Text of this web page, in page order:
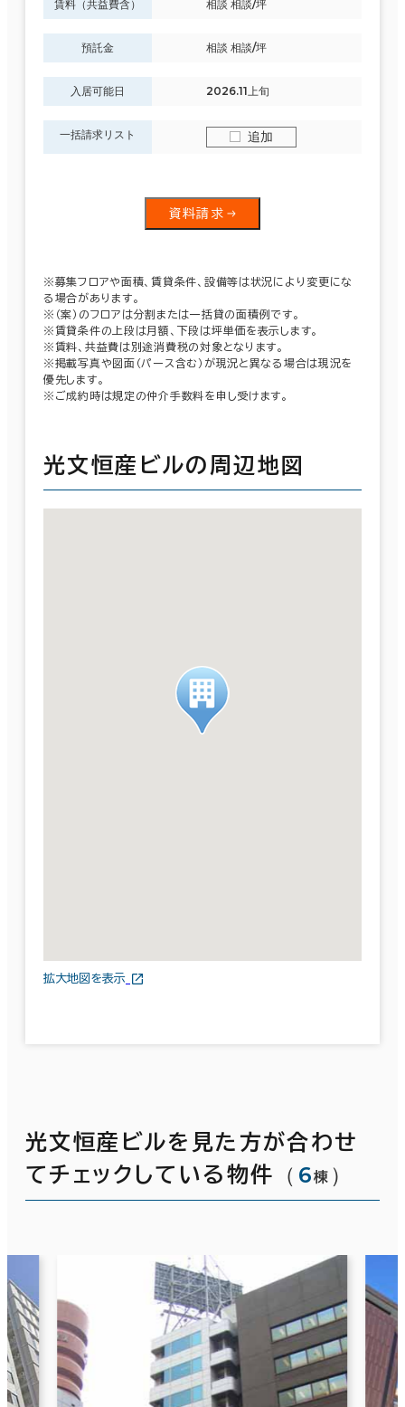
賃料（共益費含） 相談 相談/坪
預託金 相談 相談/坪
入居可能日 2026.11上旬
一括請求リスト 追加
資料請求
※募集フロアや面積、賃貸条件、設備等は状況により変更にな
る場合があります。
※（案）のフロアは分割または一括貸の面積例です。
※賃貸条件の上段は月額、下段は坪単価を表示します。
※賃料、共益費は別途消費税の対象となります。
※掲載写真や図面（パース含む）が現況と異なる場合は現況を
優先します。
※ご成約時は規定の仲介手数料を申し受けます。
光文恒産ビルの周辺地図
拡大地図を表示
光文恒産ビルを見た方が合わせ
てチェックしている物件
（ 6棟 ）